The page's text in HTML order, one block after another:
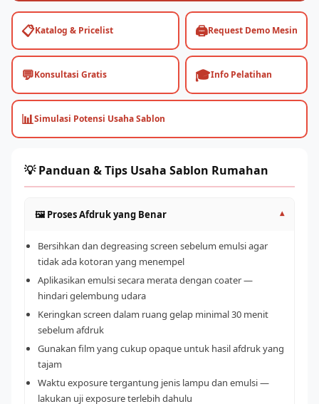
📋Katalog & Pricelist 🖨️Request Demo Mesin
💬Konsultasi Gratis 🎓Info Pelatihan
📊Simulasi Potensi Usaha Sablon
💡 Panduan & Tips Usaha Sablon Rumahan
🖼️ Proses Afdruk yang Benar ▾
Bersihkan dan degreasing screen sebelum emulsi agar
tidak ada kotoran yang menempel
Aplikasikan emulsi secara merata dengan coater —
hindari gelembung udara
Keringkan screen dalam ruang gelap minimal 30 menit
sebelum afdruk
Gunakan film yang cukup opaque untuk hasil afdruk yang
tajam
Waktu exposure tergantung jenis lampu dan emulsi —
lakukan uji exposure terlebih dahulu